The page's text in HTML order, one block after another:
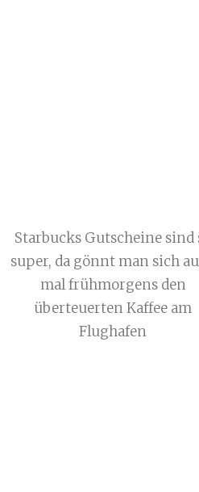
Starbucks Gutscheine sind
super, da gönnt man sich
mal frühmorgens den
überteuerten Kaffee am
Flughafen